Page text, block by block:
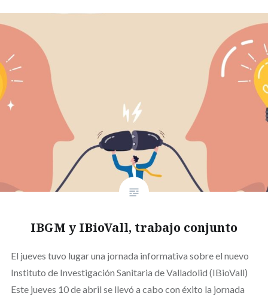
IBGM y IBioVall, trabajo conjunto
El jueves tuvo lugar una jornada informativa sobre el nuevo
Instituto de Investigación Sanitaria de Valladolid (IBioVall)
Este jueves 10 de abril se llevó a cabo con éxito la jornada